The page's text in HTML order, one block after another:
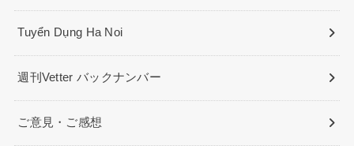
Tuyển Dụng Ha Noi
週刊Vetter バックナンバー
ご意見・ご感想